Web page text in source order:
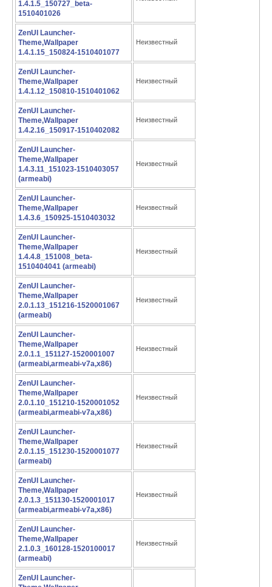
1.4.1.5_150727_beta-
1510401026
ZenUI Launcher-
Theme,Wallpaper
1.4.1.15_150824-1510401077
Неизвестный
ZenUI Launcher-
Theme,Wallpaper
1.4.1.12_150810-1510401062
Неизвестный
ZenUI Launcher-
Theme,Wallpaper
1.4.2.16_150917-1510402082
Неизвестный
ZenUI Launcher-
Theme,Wallpaper
1.4.3.11_151023-1510403057
(armeabi)
Неизвестный
ZenUI Launcher-
Theme,Wallpaper
1.4.3.6_150925-1510403032
Неизвестный
ZenUI Launcher-
Theme,Wallpaper
1.4.4.8_151008_beta-
1510404041 (armeabi)
Неизвестный
ZenUI Launcher-
Theme,Wallpaper
2.0.1.13_151216-1520001067
(armeabi)
Неизвестный
ZenUI Launcher-
Theme,Wallpaper
2.0.1.1_151127-1520001007
(armeabi,armeabi-v7a,x86)
Неизвестный
ZenUI Launcher-
Theme,Wallpaper
2.0.1.10_151210-1520001052
(armeabi,armeabi-v7a,x86)
Неизвестный
ZenUI Launcher-
Theme,Wallpaper
2.0.1.15_151230-1520001077
(armeabi)
Неизвестный
ZenUI Launcher-
Theme,Wallpaper
2.0.1.3_151130-1520001017
(armeabi,armeabi-v7a,x86)
Неизвестный
ZenUI Launcher-
Theme,Wallpaper
2.1.0.3_160128-1520100017
(armeabi)
Неизвестный
ZenUI Launcher-